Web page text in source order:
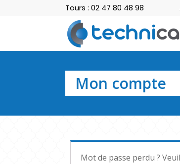
Tours : 02 47 80 48 98
Mon compte
Mot de passe perdu ?